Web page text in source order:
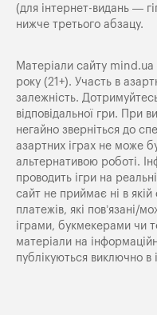
(для інтернет-видань —
нижче третього абзацу.
Матеріали сайту mind.ua
року (21+). Участь в
залежність.
відповідальної гри. При
негайно зверніться до
азартних іграх не може
альтернативою роботі.
проводить ігри на
сайт не приймає ні в
платежів, які пов’язані/
іграми, букмекерами чи
матеріали на
публікуються виключно в